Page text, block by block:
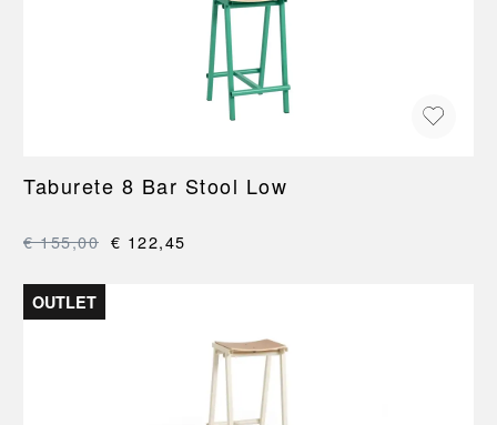
Taburete 8 Bar Stool Low
€ 155,00 € 122,45
OUTLET